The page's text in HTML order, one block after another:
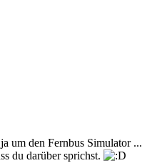
um den Fernbus Simulator ...
du darüber sprichst.